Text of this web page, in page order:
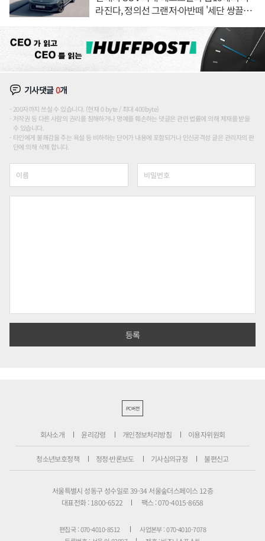
라진다, 정의선 그랜저·아반떼 '세단 쌍끌
기사댓글0개
200자까지 쓰실 수 있습니다. (현재 0 byte / 최대 400byte)
저작권 등 다른 사람의 권리를 침해하거나 명예를 훼손하는 댓글은 관련 법률에 의해 제재를 받을
수 있습니다.
타인에게 불쾌감을 주는 욕설 등 비하하는 단어가 내용에 포함되거나 인신공격성 글은 관리자의 판
단에 의해 삭제 합니다.
PC버전
회사소개 윤리강령 개인정보처리방침 이용자위원회
청소년보호정책 정정·반론보도 기사심의규정 불편신고
서울특별시 성동구 성수일로 39-34 서울숲더스페이스 12층
대표전화 : 1800-6522
팩스 : 070-4015-8658
편집국 : 070-4010-8512
사업본부 : 070-4010-7078